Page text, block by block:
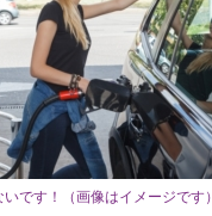
です！（画像はイメージです）